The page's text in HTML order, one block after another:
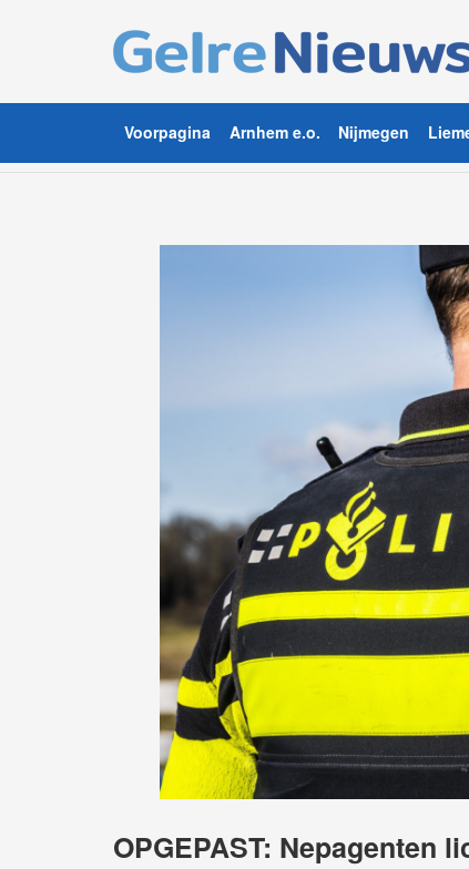
Voorpagina Arnhem e.o. Nijmegen
OPGEPAST: Nepagenten